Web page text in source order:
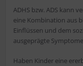
ADHS bzw. ADS kann
eine Kombination aus
Einflüssen und dem
ausgeprägte
Haben Kinder eine